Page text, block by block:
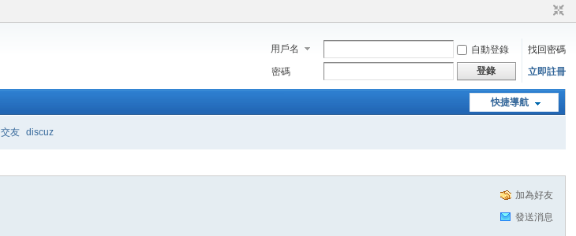
用戶名 自動登錄
找回密碼
密碼
登錄 立即註冊
快捷導航
交友 discuz
加為好友
發送消息